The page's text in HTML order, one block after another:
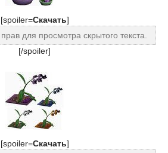
[spoiler=Cкачать]
для просмотра скрытого текста.
[/spoiler]
[spoiler=Cкачать]